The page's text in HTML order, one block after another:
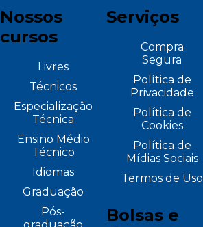
Nossos
cursos
Livres
Técnicos
Especialização
Técnica
Ensino Médio
Técnico
Idiomas
Graduação
Pós-
graduação
Serviços
Compra
Segura
Política de
Privacidade
Política de
Cookies
Política de
Mídias Sociais
Termos de Uso
Bolsas e